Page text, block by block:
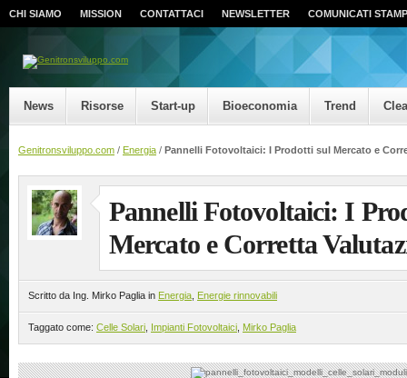
CHI SIAMO MISSION CONTATTACI NEWSLETTER COMUNICATI
News Risorse Start-up Bioeconomia Trend
Genitronsviluppo.com / Energia / Pannelli Fotovoltaici: I Prodotti sul Mercato e
Pannelli Fotovoltaici: I
Mercato e Corretta
Scritto da Ing. Mirko Paglia in Energia Energie rinnovabili
Taggato come: Celle Solari Impianti Fotovoltaici Mirko Paglia